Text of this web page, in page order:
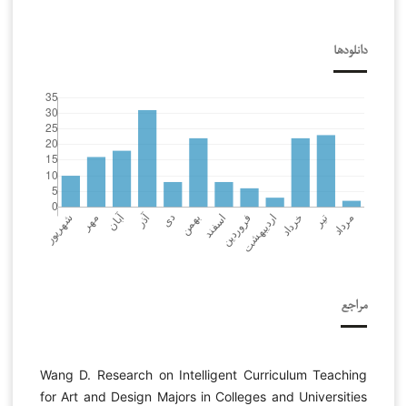
دانلودها
مراجع
Wang D. Research on Intelligent Curriculum Teaching
for Art and Design Majors in Colleges and Universities